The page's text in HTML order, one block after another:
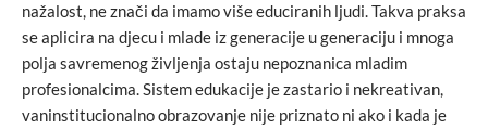
nažalost, ne znači da imamo više educiranih ljudi. Takva praksa
se aplicira na djecu i mlade iz generacije u generaciju i mnoga
polja savremenog življenja ostaju nepoznanica mladim
profesionalcima. Sistem edukacije je zastario i nekreativan,
vaninstitucionalno obrazovanje nije priznato ni ako i kada je